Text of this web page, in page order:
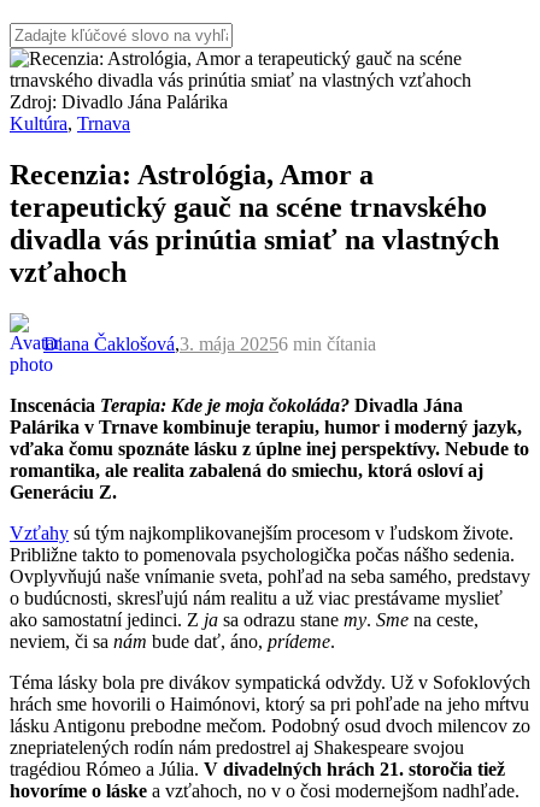
Zdroj: Divadlo Jána Palárika
Kultúra, Trnava
Recenzia: Astrológia, Amor a
terapeutický gauč na scéne trnavského
divadla vás prinútia smiať na vlastných
vzťahoch
Diana Čaklošová,3. mája 20256 min čítania
Inscenácia Terapia: Kde je moja čokoláda? Divadla Jána
Palárika v Trnave kombinuje terapiu, humor i moderný jazyk,
vďaka čomu spoznáte lásku z úplne inej perspektívy. Nebude to
romantika, ale realita zabalená do smiechu, ktorá osloví aj
Generáciu Z.
Vzťahy sú tým najkomplikovanejším procesom v ľudskom živote.
Približne takto to pomenovala psychologička počas nášho sedenia.
Ovplyvňujú naše vnímanie sveta, pohľad na seba samého, predstavy
o budúcnosti, skresľujú nám realitu a už viac prestávame myslieť
ako samostatní jedinci. Z ja sa odrazu stane my. Sme na ceste,
neviem, či sa nám bude dať, áno, prídeme.
Téma lásky bola pre divákov sympatická odvždy. Už v Sofoklových
hrách sme hovorili o Haimónovi, ktorý sa pri pohľade na jeho mŕtvu
lásku Antigonu prebodne mečom. Podobný osud dvoch milencov zo
znepriatelených rodín nám predostrel aj Shakespeare svojou
tragédiou Rómeo a Júlia. V divadelných hrách 21. storočia tiež
hovoríme o láske a vzťahoch, no v o čosi modernejšom nadhľade.